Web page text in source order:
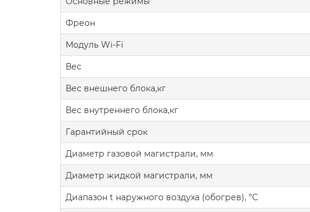
Фреон
Модуль Wi-Fi
Вес
Вес внешнего блока,кг
Вес внутреннего блока,кг
Гарантийный срок
Диаметр газовой магистрали, мм
Диаметр жидкой магистрали, мм
Диапазон t наружного воздуха (обогрев), °C